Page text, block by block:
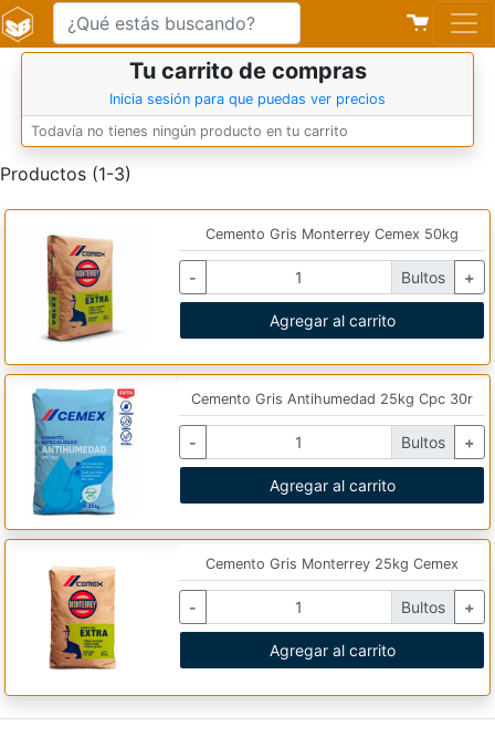
Productos (1-3)
Cemento Gris Monterrey Cemex 50kg
- Bultos +
Agregar al carrito
Cemento Gris Antihumedad 25kg Cpc 30r
- Bultos +
Agregar al carrito
Cemento Gris Monterrey 25kg Cemex
- Bultos +
Agregar al carrito
Tu carrito de compras
Inicia sesión para que puedas ver precios
Todavía no tienes ningún producto en tu carrito